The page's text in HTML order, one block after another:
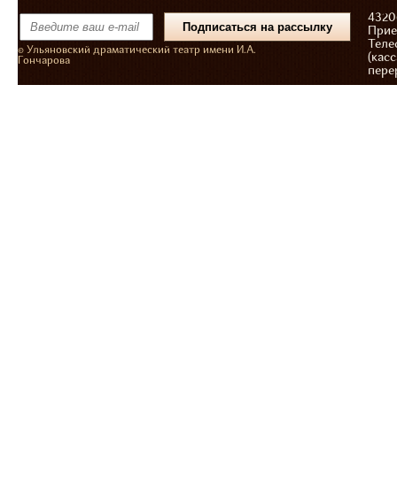
© Ульяновский драматический театр имени И.А.
Гончарова